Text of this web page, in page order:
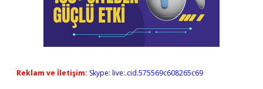
Reklam ve İletişim: Skype: live:.cid.575569c608265c69